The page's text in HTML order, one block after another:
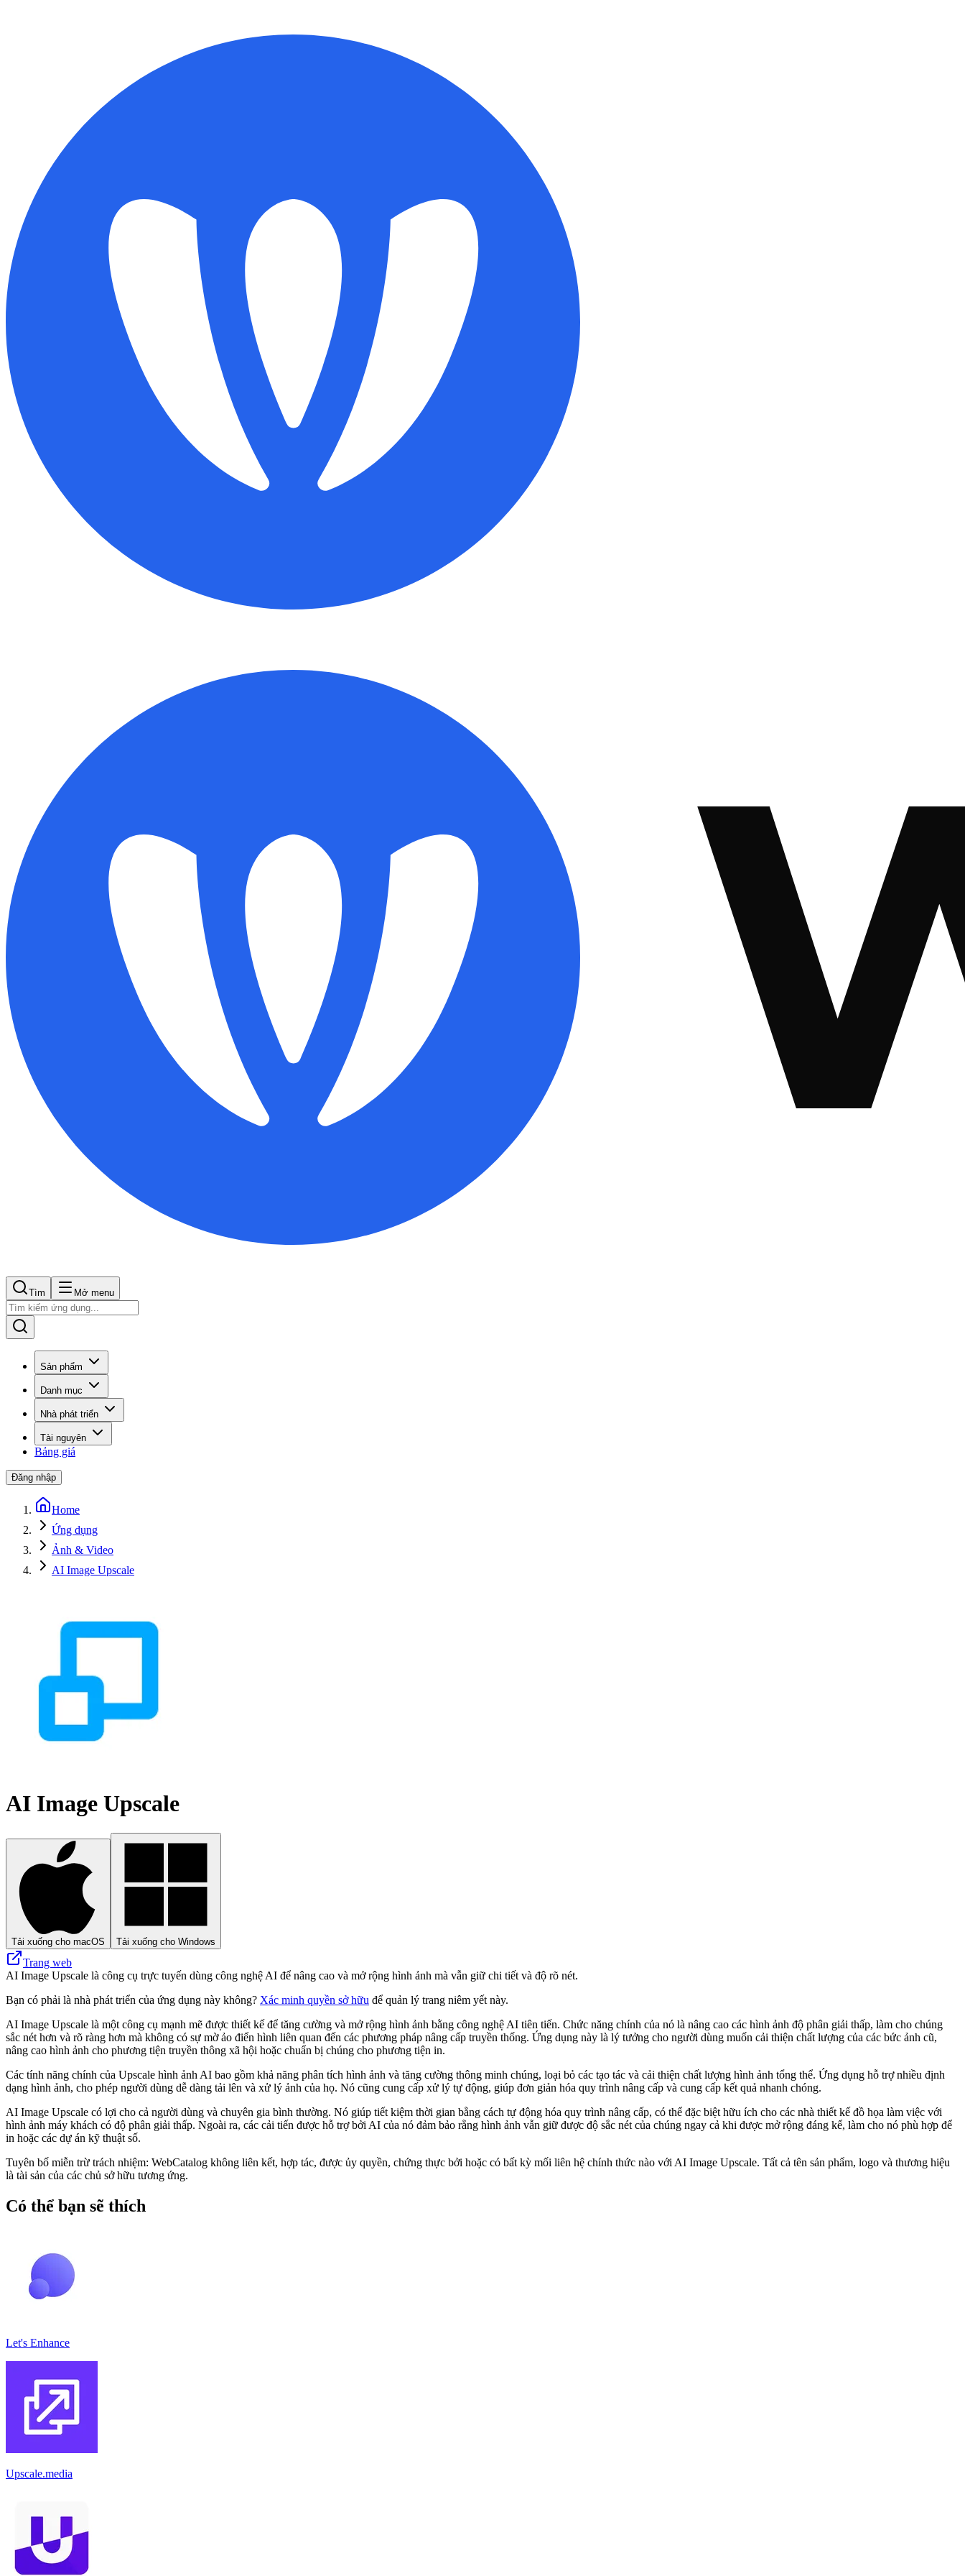
Tìm Mở menu
Sản phẩm
Danh mục
Nhà phát triển
Tài nguyên
Bảng giá
Đăng nhập
Home
Ứng dụng
Ảnh & Video
AI Image Upscale
AI Image Upscale
Tải xuống cho macOS Tải xuống cho Windows
Trang web
AI Image Upscale là công cụ trực tuyến dùng công nghệ AI để nâng cao và mở rộng hình ảnh mà vẫn giữ chi tiết và độ rõ nét.
Bạn có phải là nhà phát triển của ứng dụng này không? Xác minh quyền sở hữu để quản lý trang niêm yết này.
AI Image Upscale là một công cụ mạnh mẽ được thiết kế để tăng cường và mở rộng hình ảnh bằng công nghệ AI tiên tiến. Chức năng chính của nó là nâng cao các hình ảnh độ phân giải thấp, làm cho chúng
sắc nét hơn và rõ ràng hơn mà không có sự mờ ảo điển hình liên quan đến các phương pháp nâng cấp truyền thống. Ứng dụng này là lý tưởng cho người dùng muốn cải thiện chất lượng của các bức ảnh cũ,
nâng cao hình ảnh cho phương tiện truyền thông xã hội hoặc chuẩn bị chúng cho phương tiện in.
Các tính năng chính của Upscale hình ảnh AI bao gồm khả năng phân tích hình ảnh và tăng cường thông minh chúng, loại bỏ các tạo tác và cải thiện chất lượng hình ảnh tổng thể. Ứng dụng hỗ trợ nhiều định
dạng hình ảnh, cho phép người dùng dễ dàng tải lên và xử lý ảnh của họ. Nó cũng cung cấp xử lý tự động, giúp đơn giản hóa quy trình nâng cấp và cung cấp kết quả nhanh chóng.
AI Image Upscale có lợi cho cả người dùng và chuyên gia bình thường. Nó giúp tiết kiệm thời gian bằng cách tự động hóa quy trình nâng cấp, có thể đặc biệt hữu ích cho các nhà thiết kế đồ họa làm việc với
hình ảnh máy khách có độ phân giải thấp. Ngoài ra, các cải tiến được hỗ trợ bởi AI của nó đảm bảo rằng hình ảnh vẫn giữ được độ sắc nét của chúng ngay cả khi được mở rộng đáng kể, làm cho nó phù hợp để
in hoặc các dự án kỹ thuật số.
Tuyên bố miễn trừ trách nhiệm: WebCatalog không liên kết, hợp tác, được ủy quyền, chứng thực bởi hoặc có bất kỳ mối liên hệ chính thức nào với AI Image Upscale. Tất cả tên sản phẩm, logo và thương hiệu
là tài sản của các chủ sở hữu tương ứng.
Có thể bạn sẽ thích
Let's Enhance
Upscale.media